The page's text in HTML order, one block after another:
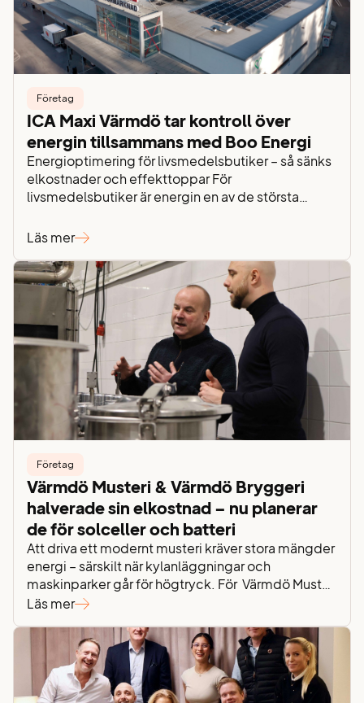
Företag
ICA Maxi Värmdö tar kontroll över
energin tillsammans med Boo Energi
Energioptimering för livsmedelsbutiker – så sänks
elkostnader och effekttoppar För
livsmedelsbutiker är energin en av de största
ventilation, belysning och drift är igång dygnet
effektavgifter och elnätsavgifter gör det allt
viktigare att ha kontroll över energianvändningen.
För ICA Maxi Värmdö handlar energiarbetet inte
bara…
Läs mer
Företag
Värmdö Musteri & Värmdö Bryggeri
halverade sin elkostnad – nu planerar
de för solceller och batteri
Att driva ett modernt musteri kräver stora mängder
energi – särskilt när kylanläggningar och
maskinparker går för högtryck. För Värmdö Musteri
och Värmdö Bryggeri blev lösningen proaktiv
Resultatet? En halverad elkostnad och en tydlig
plan för att installera både solceller och ett batteri i
nästa steg. Sammanfattning Värmdö Musteri &
Värmdö…
Läs mer